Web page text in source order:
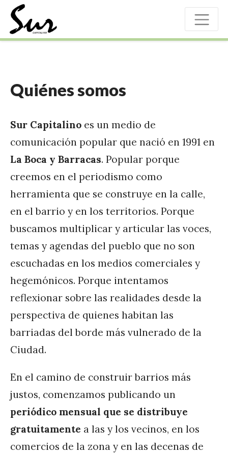
Quiénes somos
Sur Capitalino es un medio de
comunicación popular que nació en 1991 en
La Boca y Barracas. Popular porque
creemos en el periodismo como
herramienta que se construye en la calle,
en el barrio y en los territorios. Porque
buscamos multiplicar y articular las voces,
temas y agendas del pueblo que no son
escuchadas en los medios comerciales y
hegemónicos. Porque intentamos
reflexionar sobre las realidades desde la
perspectiva de quienes habitan las
barriadas del borde más vulnerado de la
Ciudad.
En el camino de construir barrios más
justos, comenzamos publicando un
periódico mensual que se distribuye
gratuitamente a las y los vecinos, en los
comercios de la zona y en las decenas de